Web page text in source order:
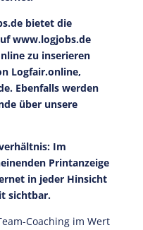
bietet die
www.logjobs.de
zu inserieren
Logfair.online,
Ebenfalls werden
über unsere
Im
Printanzeige
in jeder Hinsicht
sichtbar.
Coaching im Wert